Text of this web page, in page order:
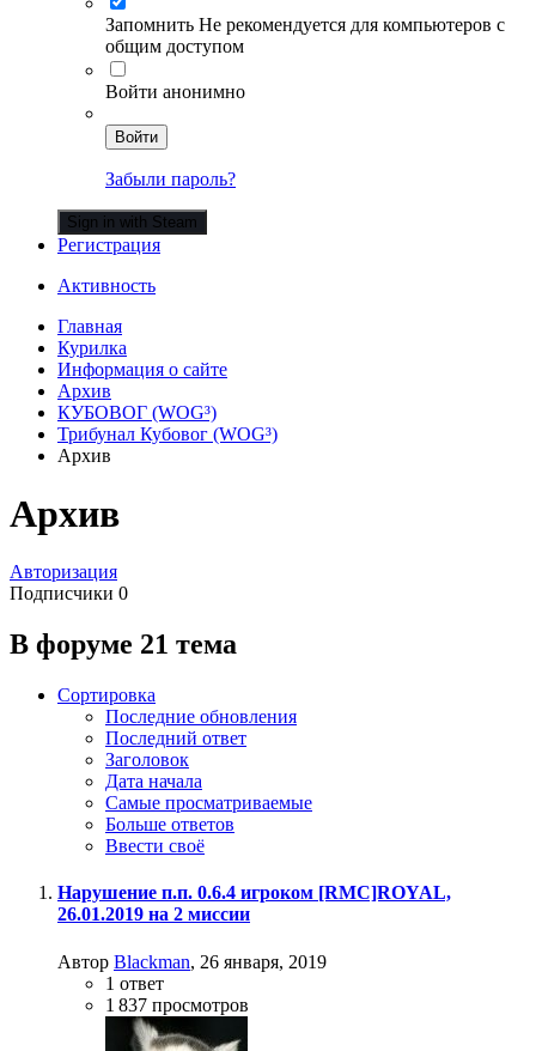
Запомнить Не рекомендуется для компьютеров с
общим доступом
Войти анонимно
Войти
Забыли пароль?
Sign in with Steam
Регистрация
Активность
Главная
Курилка
Информация о сайте
Архив
КУБОВОГ (WOG³)
Трибунал Кубовог (WOG³)
Архив
Архив
Авторизация
Подписчики 0
В форуме 21 тема
Сортировка
Последние обновления
Последний ответ
Заголовок
Дата начала
Самые просматриваемые
Больше ответов
Ввести своё
Нарушение п.п. 0.6.4 игроком [RMC]ROYAL,
26.01.2019 на 2 миссии
Автор Blackman, 26 января, 2019
1 ответ
1 837 просмотров